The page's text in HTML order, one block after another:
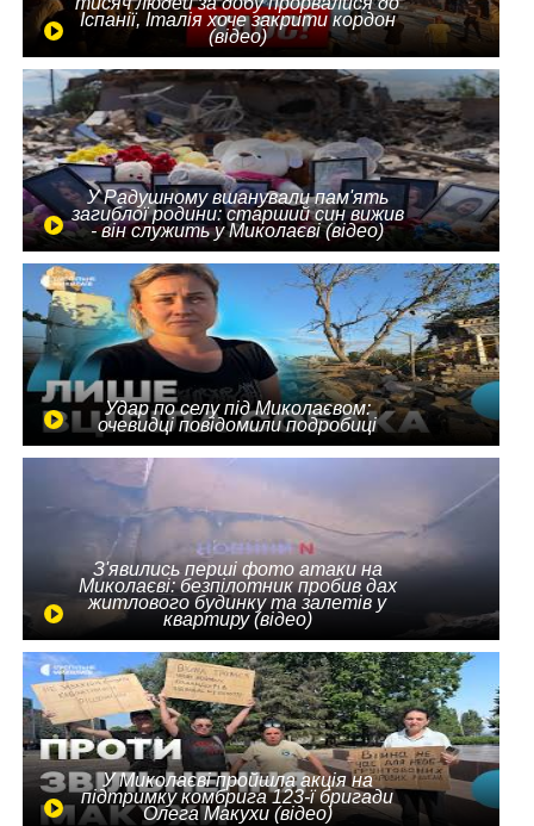
Іспанії, Італія хоче закрити кордон
(відео)
У Радушному вшанували пам'ять
загиблої родини: старший син вижив
- він служить у Миколаєві (відео)
Удар по селу під Миколаєвом:
очевидці повідомили подробиці
З'явились перші фото атаки на
Миколаєві: безпілотник пробив дах
житлового будинку та залетів у
квартиру (відео)
У Миколаєві пройшла акція на
підтримку комбрига 123-ї бригади
Олега Макухи (відео)